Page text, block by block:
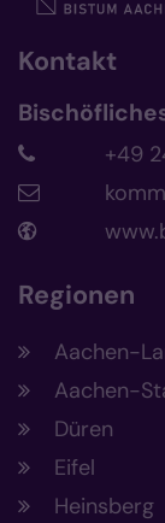
Kontakt
+49
Regionen
Aachen-
Aachen-
Düren
Eifel
Heinsberg